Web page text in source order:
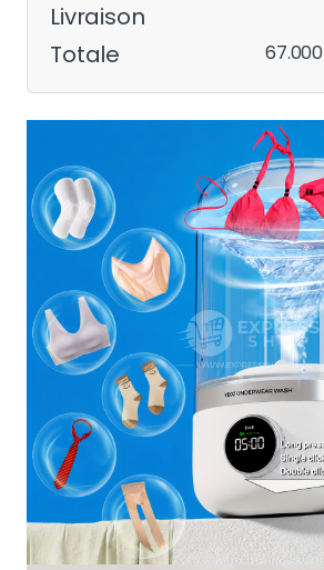
Livraison
Totale
67.000